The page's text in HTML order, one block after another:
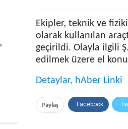
Ekipler, teknik ve
olarak kullanılan
geçirildi. Olayla ilgili
edilmek üzere el
Detaylar, hAber Linki
Paylaş Facebook